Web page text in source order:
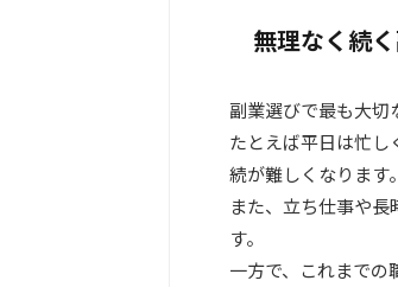
無理なく続
副業選びで最も大切
たとえば平日は忙
続が難しくなります。
また、立ち仕事や
す。
一方で、これまで